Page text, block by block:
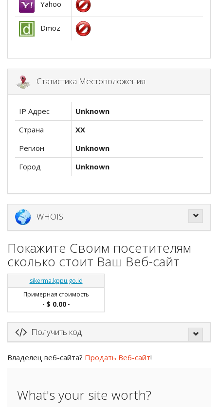
Yahoo
Dmoz
Статистика Местоположения
IP Адрес
Unknown
Страна
XX
Регион
Unknown
Город
Unknown
WHOIS
Покажите Своим посетителям
сколько стоит Ваш Веб-сайт
sikerma.kppu.go.id
Примерная стоимость
• $ 0.00•
Получить код
Владелец веб-сайта? Продать Веб-сайт!
What's your site worth?